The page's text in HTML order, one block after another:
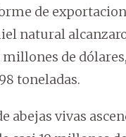
de
natural
millones de
toneladas.
abejas vivas